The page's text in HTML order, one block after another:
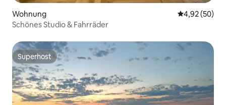
Wohnung
4,92 (50)
Schönes Studio & Fahrräder
Superhost
Superhost